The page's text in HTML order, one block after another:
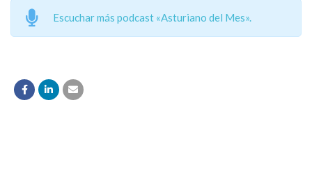
Escuchar más podcast «Asturiano del Mes».